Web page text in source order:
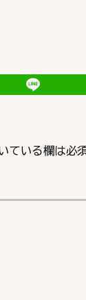
ている欄は必